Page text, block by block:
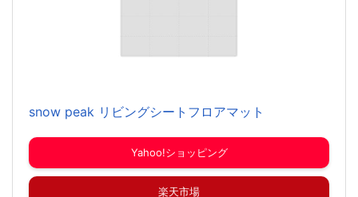
snow peak リビングシートフロアマット
Yahoo!ショッピング
楽天市場